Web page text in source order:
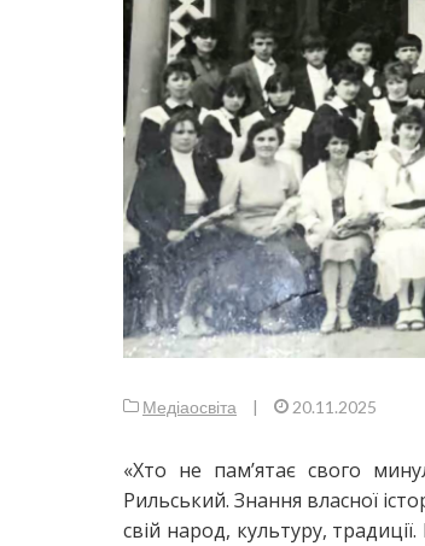
Медіаосвіта | 20.11.2025
«Хто не пам’ятає свого
Рильський. Знання власної
свій народ, культуру,